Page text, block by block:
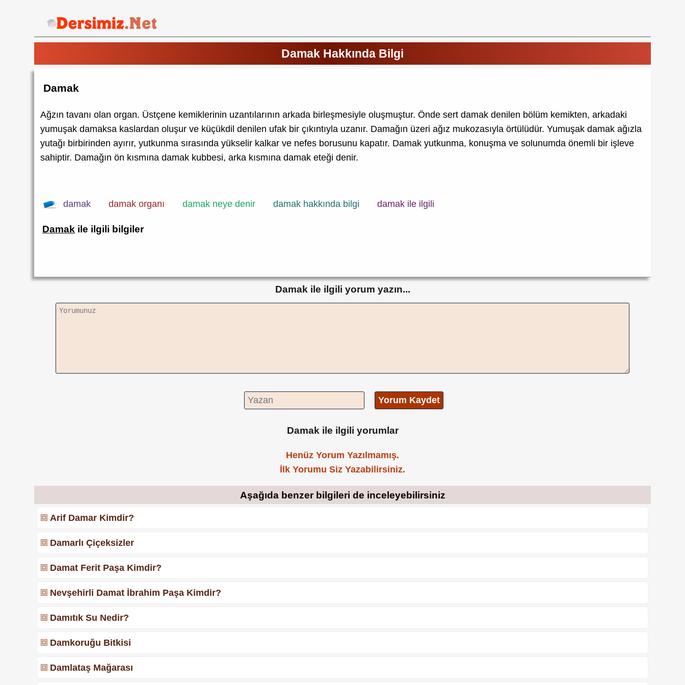
Damak Hakkında Bilgi
Damak
Ağzın tavanı olan organ. Üstçene kemiklerinin uzantılarının arkada birleşmesiyle oluşmuştur. Önde sert damak denilen bölüm kemikten, arkadaki
yumuşak damaksa kaslardan oluşur ve küçükdil denilen ufak bir çıkıntıyla uzanır. Damağın üzeri ağız mukozasıyla örtülüdür. Yumuşak damak ağızla
yutağı birbirinden ayırır, yutkunma sırasında yükselir kalkar ve nefes borusunu kapatır. Damak yutkunma, konuşma ve solunumda önemli bir işleve
sahiptir. Damağın ön kısmına damak kubbesi, arka kısmına damak eteği denir.
damak damak organı damak neye denir damak hakkında bilgi damak ile ilgili
Damak ile ilgili bilgiler
Damak ile ilgili yorum yazın...
Yorum Kaydet
Damak ile ilgili yorumlar
Henüz Yorum Yazılmamış.
İlk Yorumu Siz Yazabilirsiniz.
Aşağıda benzer bilgileri de inceleyebilirsiniz
Arif Damar Kimdir?
Damarlı Çiçeksizler
Damat Ferit Paşa Kimdir?
Nevşehirli Damat İbrahim Paşa Kimdir?
Damıtık Su Nedir?
Damkoruğu Bitkisi
Damlataş Mağarası